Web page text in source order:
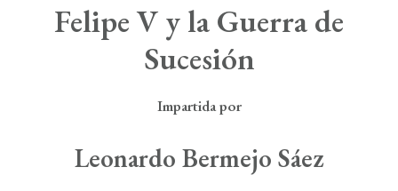
Search
Felipe V y la Guerra de
Sucesión
Impartida por
Leonardo Bermejo Sáez